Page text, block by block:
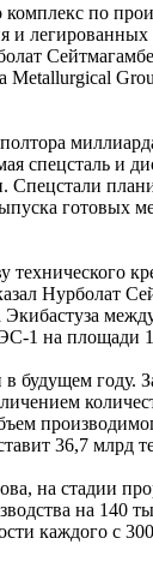
по
и легированных
Metallurgical
спецсталь и
готовых
технического
Нурболат
Экибастуза
1 на площади
в будущем
36,7 млрд
на стадии
на 140
каждого с